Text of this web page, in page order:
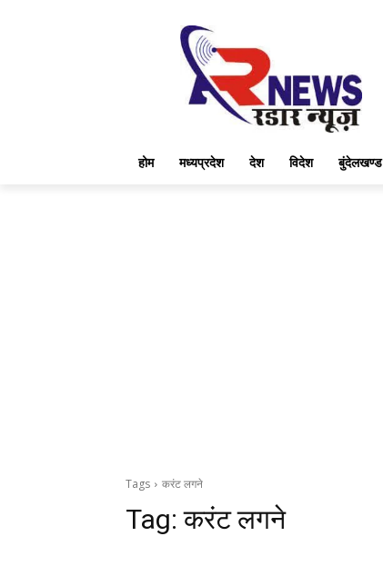
होम मध्यप्रदेश देश विदेश बुंदेलखण्ड
Tags करंट लगने
Tag:करंट लगने